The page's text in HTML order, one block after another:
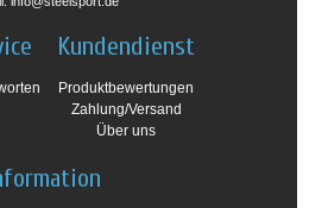
Kundendienst
Produktbewertungen
Zahlung/Versand
Über uns